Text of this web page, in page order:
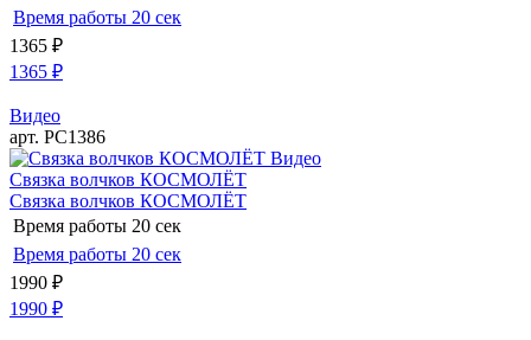
Время работы 20 сек
1365 ₽
1365 ₽
Видео
арт. РС1386
Видео
Связка волчков КОСМОЛЁТ
Связка волчков КОСМОЛЁТ
Время работы 20 сек
Время работы 20 сек
1990 ₽
1990 ₽